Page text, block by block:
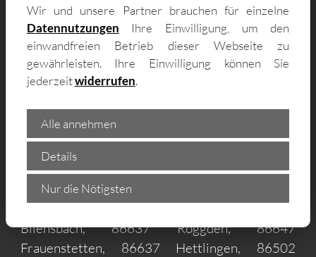
Lieferung von Gartenhäusern im
86637 Wertingen und Umgebung –
zum Beispiel in:
86637 Gottmannshofen, 86637 Reatshofen,
86637 Geratshofen, 86637 Binswangen, 86637
Bliensbach, 86637 Roggden, 86647
Frauenstetten, 86637 Hettlingen, 86502
Wir und unsere Partner brauchen für einzelne
Datennutzungen Ihre Einwilligung, um den
einwandfreien Betrieb dieser Webseite zu
gewährleisten. Ihre Einwilligung können Sie
jederzeitwiderrufen.
Alle annehmen
Details
Nur die Nötigsten